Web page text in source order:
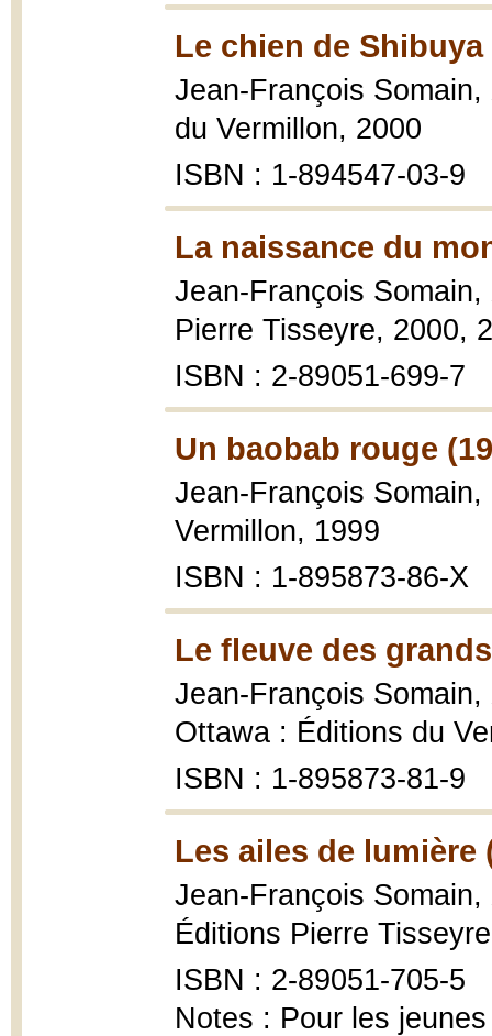
Le chien de Shibuya
Jean-François Somain,
du Vermillon, 2000
ISBN : 1-894547-03-9
La naissance du
Jean-François Somain,
Pierre Tisseyre, 2000,
ISBN : 2-89051-699-7
Un baobab rouge
Jean-François Somain,
Vermillon, 1999
ISBN : 1-895873-86-X
Le fleuve des
Jean-François Somain,
Ottawa : Éditions du
ISBN : 1-895873-81-9
Les ailes de lumière
Jean-François Somain,
Éditions Pierre
ISBN : 2-89051-705-5
Notes : Pour les jeunes